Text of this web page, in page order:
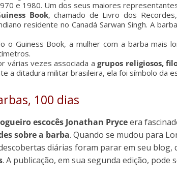
e 1980. Um dos seus maiores
Book, chamado de Livro dos
residente no Canadá Sarwan Singh. A
o Guiness Book, a mulher com a barba mais
várias vezes associada agrupos religiosos,
a ditadura militar brasileira, ela foi símbolo da
100 dias
escocês Jonathan Pryceera
sobre a barba. Quando se mudou para
diárias foram parar em seu blog,
. A publicação, em sua segunda edição, pode